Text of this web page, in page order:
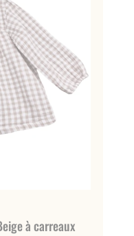
à carreaux